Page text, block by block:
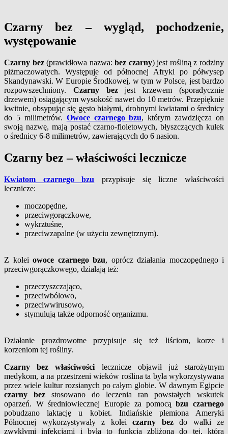
Czarny bez – wygląd, pochodzenie,
występowanie
Czarny bez(prawidłowa nazwa:bez czarny) jest rośliną z rodziny
piżmaczowatych. Występuje od północnej Afryki po półwysep
Skandynawski. W Europie Środkowej, w tym w Polsce, jest bardzo
rozpowszechniony. Czarny bezjest krzewem (sporadycznie
drzewem) osiągającym wysokość nawet do 10 metrów. Przepięknie
kwitnie, obsypując się gęsto białymi, drobnymi kwiatami o średnicy
do 5 milimetrów. Owoce czarnego bzu, którym zawdzięcza on
swoją nazwę, mają postać czarno-fioletowych, błyszczących kulek
o średnicy 6-8 milimetrów, zawierających do 6 nasion.
Czarny bez – właściwości lecznicze
Kwiatom czarnego bzu przypisuje się liczne właściwości
lecznicze:
moczopędne,
przeciwgorączkowe,
wykrztuśne,
przeciwzapalne (w użyciu zewnętrznym).
Z kolei owoce czarnego bzu, oprócz działania moczopędnego i
przeciwgorączkowego, działają też:
przeczyszczająco,
przeciwbólowo,
przeciwwirusowo,
stymulują także odporność organizmu.
Działanie prozdrowotne przypisuje się też liściom, korze i
korzeniom tej rośliny.
Czarny bez właściwości lecznicze objawił już starożytnym
medykom, a na przestrzeni wieków roślina ta była wykorzystywana
przez wiele kultur rozsianych po całym globie. W dawnym Egipcie
czarny bez stosowano do leczenia ran powstałych wskutek
oparzeń. W średniowiecznej Europie za pomocąbzu czarnego
pobudzano laktację u kobiet. Indiańskie plemiona Ameryki
Północnej wykorzystywały z kolei czarny bez do walki ze
zwykłymi infekcjami i była to funkcja zbliżona do tej, którą